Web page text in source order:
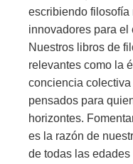
escribiendo filosofía
innovadores para el
Nuestros libros de
relevantes como la
conciencia
pensados para
horizontes.
es la razón de
de todas las